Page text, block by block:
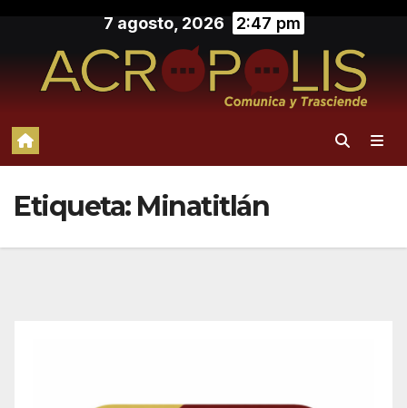
contenido
7 agosto, 2026 2:47 pm
Etiqueta: Minatitlán